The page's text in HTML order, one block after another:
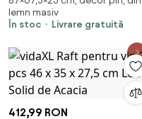
pin
lemn masiv
În stoc
Livrare gratuită
412,99 RON